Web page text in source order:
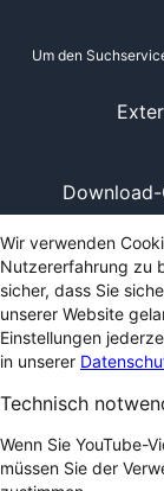
Um den
Wir verwenden
Nutzererfahrung zu
sicher, dass Sie
unserer Website
Einstellungen
in unserer
Technisch
Wenn Sie YouTube-
müssen Sie der